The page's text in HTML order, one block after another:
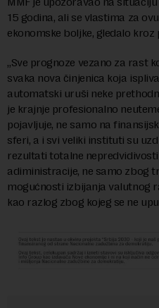
15 godina, ali se vlastima za
ekonomske boljke, gledalo kroz
„Sve prognoze vezano za rast
svaka nova činjenica koja
automatski uruši neke
je krajnje profesionalno
pojavljuje, ne samo na
sferi, a i svi veliki instituti su
rezultati totalne
adiministracije, ne samo zbog
mogućnosti izbijanja valutnog
kao razlog zbog kojeg se ne